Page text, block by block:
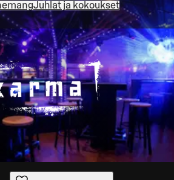
Juhlat ja kokoukset